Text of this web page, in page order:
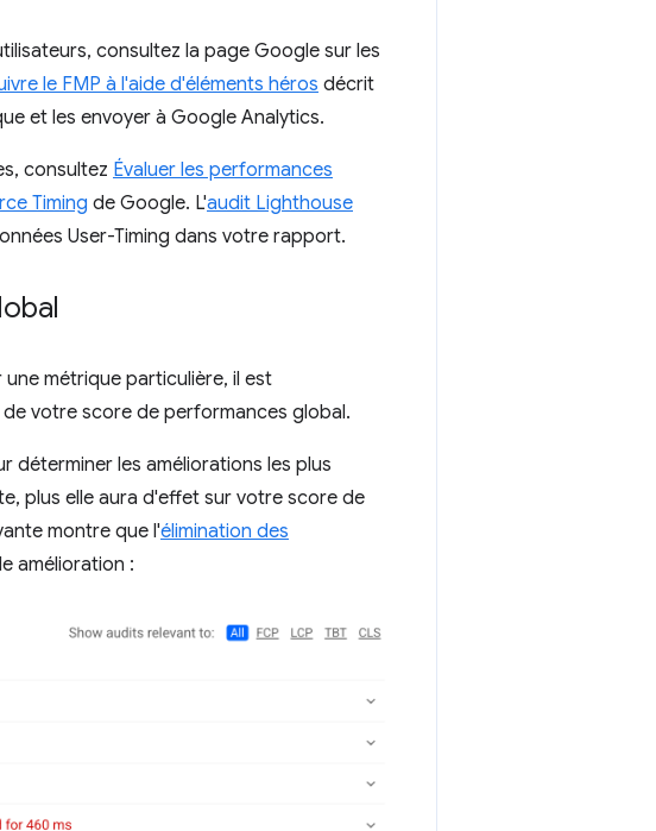
consultez la page Google sur les
le FMP à l'aide d'éléments héros décrit
et les envoyer à Google Analytics.
consultez Évaluer les performances
Timing de Google. L'audit Lighthouse
User-Timing dans votre rapport.
métrique particulière, il est
votre score de performances global.
les améliorations les plus
plus elle aura d'effet sur votre score de
montre que l'élimination des
amélioration :